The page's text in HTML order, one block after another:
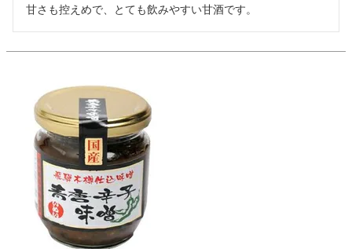
甘さも控えめで、とても飲みやすい甘酒です。